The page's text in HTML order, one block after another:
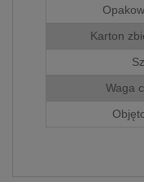
Karton
Waga
lub nr
786